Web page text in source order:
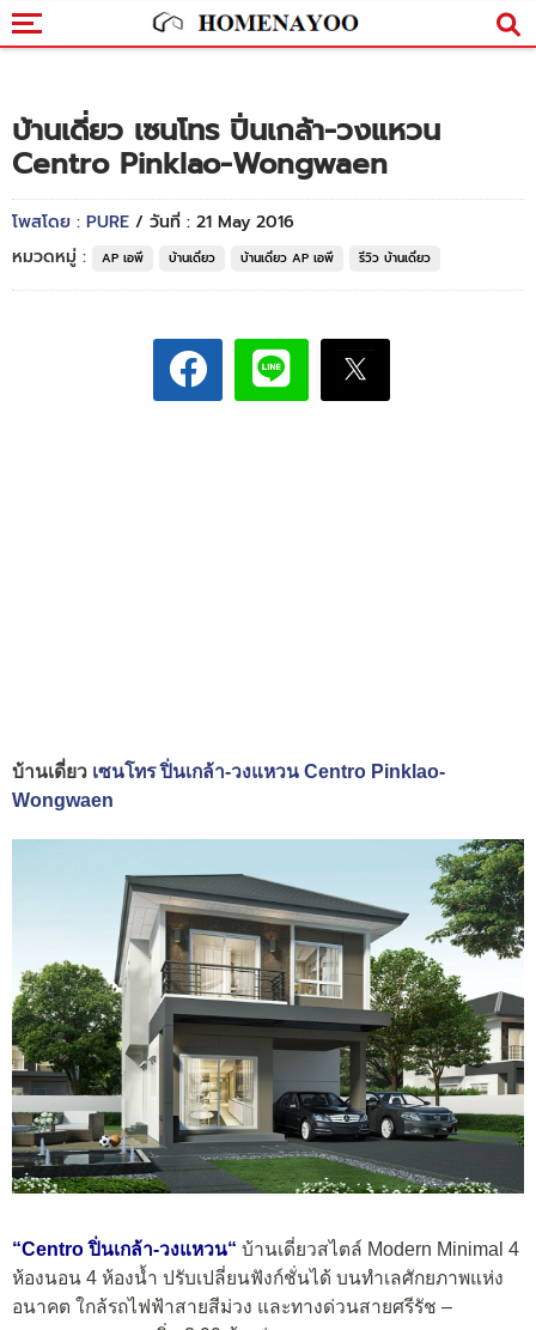
บ้านเดี่ยว เซนโทร ปิ่นเกล้า-วงแหวน
Centro Pinklao-Wongwaen
โพสโดย : PURE / วันที่ : 21 May 2016
หมวดหมู่ :
AP เอพี บ้านเดี่ยว บ้านเดี่ยว AP เอพี รีวิว บ้านเดี่ยว
บ้านเดี่ยว เซนโทร ปิ่นเกล้า-วงแหวน Centro Pinklao-
Wongwaen
“Centro ปิ่นเกล้า-วงแหวน“ บ้านเดี่ยวสไตล์ Modern Minimal 4
ห้องนอน 4 ห้องน้ำ ปรับเปลี่ยนฟังก์ชั่นได้ บนทำเลศักยภาพแห่ง
อนาคต ใกล้รถไฟฟ้าสายสีม่วง และทางด่วนสายศรีรัช –